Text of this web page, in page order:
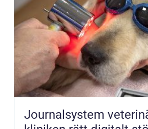
Journalsystem veterinär så